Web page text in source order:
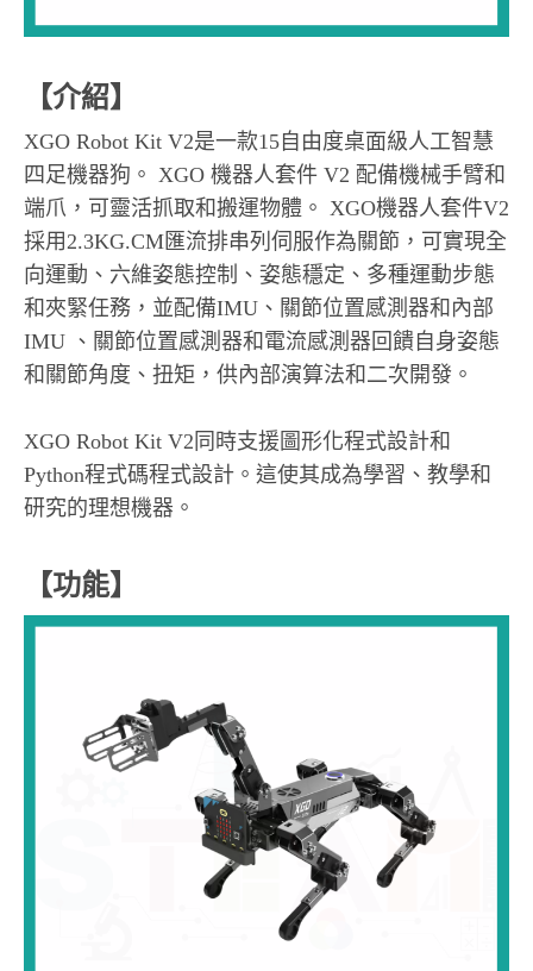
【介紹】
XGO Robot Kit V2是一款15自由度桌面級人工智慧
四足機器狗。 XGO 機器人套件 V2 配備機械手臂和
端爪，可靈活抓取和搬運物體。 XGO機器人套件V2
採用2.3KG.CM匯流排串列伺服作為關節，可實現全
向運動、六維姿態控制、姿態穩定、多種運動步態
和夾緊任務，並配備IMU、關節位置感測器和內部
IMU 、關節位置感測器和電流感測器回饋自身姿態
和關節角度、扭矩，供內部演算法和二次開發。
XGO Robot Kit V2同時支援圖形化程式設計和
Python程式碼程式設計。這使其成為學習、教學和
研究的理想機器。
【功能】